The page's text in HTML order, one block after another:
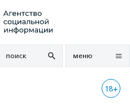
поиск меню
18+